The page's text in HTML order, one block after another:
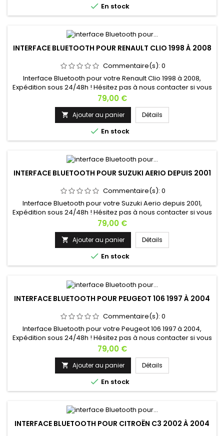
 En stock
INTERFACE BLUETOOTH POUR RENAULT CLIO 1998 À 2008
Commentaire(s): 0
Interface Bluetooth pour votre Renault Clio 1998 à 2008,
Expédition sous 24/48h ! Hésitez pas à nous contacter si vous
avez une question !
Prix
79,00 €
 Ajouter au panier Détails
 En stock
INTERFACE BLUETOOTH POUR SUZUKI AERIO DEPUIS 2001
Commentaire(s): 0
Interface Bluetooth pour votre Suzuki Aerio depuis 2001,
Expédition sous 24/48h ! Hésitez pas à nous contacter si vous
avez une question !
Prix
79,00 €
 Ajouter au panier Détails
 En stock
INTERFACE BLUETOOTH POUR PEUGEOT 106 1997 À 2004
Commentaire(s): 0
Interface Bluetooth pour votre Peugeot 106 1997 à 2004,
Expédition sous 24/48h ! Hésitez pas à nous contacter si vous
avez une question !
Prix
79,00 €
 Ajouter au panier Détails
 En stock
INTERFACE BLUETOOTH POUR CITROËN C3 2002 À 2004